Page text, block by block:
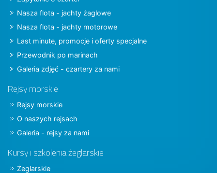
Nasza flota - jachty żaglowe
Nasza flota - jachty motorowe
Last minute, promocje i oferty specjalne
Przewodnik po marinach
Galeria zdjęć - czartery za nami
Rejsy morskie
Rejsy morskie
O naszych rejsach
Galeria - rejsy za nami
Kursy i szkolenia żeglarskie
Żeglarskie